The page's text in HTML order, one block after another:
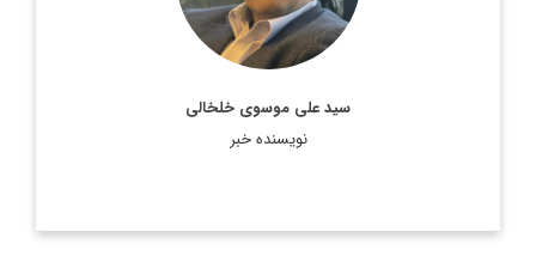
سید علی موسوی خلخالی
نویسنده خبر